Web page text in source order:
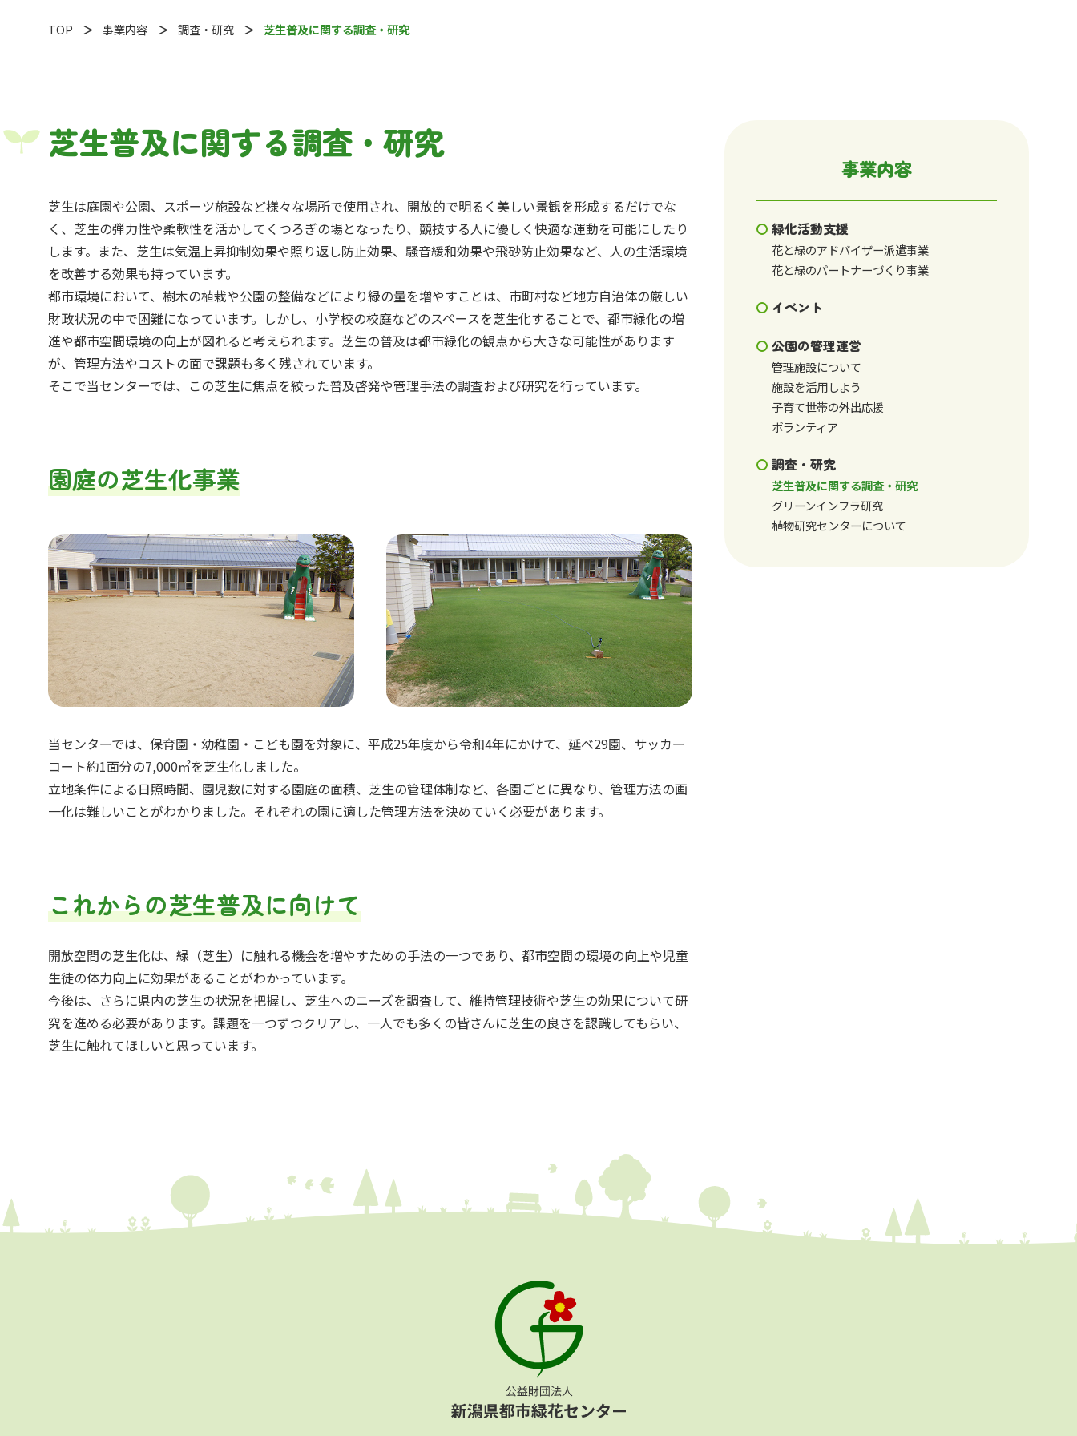
TOP 事業内容 調査・研究 芝生普及に関する調査・研究
芝生普及に関する調査・研究
芝生は庭園や公園、スポーツ施設など様々な場所で使用され、開放的で明るく美しい景観を形成するだけでな
く、芝生の弾力性や柔軟性を活かしてくつろぎの場となったり、競技する人に優しく快適な運動を可能にしたり
します。また、芝生は気温上昇抑制効果や照り返し防止効果、騒音緩和効果や飛砂防止効果など、人の生活環境
を改善する効果も持っています。
都市環境において、樹木の植栽や公園の整備などにより緑の量を増やすことは、市町村など地方自治体の厳しい
財政状況の中で困難になっています。しかし、小学校の校庭などのスペースを芝生化することで、都市緑化の増
進や都市空間環境の向上が図れると考えられます。芝生の普及は都市緑化の観点から大きな可能性があります
が、管理方法やコストの面で課題も多く残されています。
そこで当センターでは、この芝生に焦点を絞った普及啓発や管理手法の調査および研究を行っています。
園庭の芝生化事業
当センターでは、保育園・幼稚園・こども園を対象に、平成25年度から令和4年にかけて、延べ29園、サッカー
コート約1面分の7,000㎡を芝生化しました。
立地条件による日照時間、園児数に対する園庭の面積、芝生の管理体制など、各園ごとに異なり、管理方法の画
一化は難しいことがわかりました。それぞれの園に適した管理方法を決めていく必要があります。
これからの芝生普及に向けて
開放空間の芝生化は、緑（芝生）に触れる機会を増やすための手法の一つであり、都市空間の環境の向上や児童
生徒の体力向上に効果があることがわかっています。
今後は、さらに県内の芝生の状況を把握し、芝生へのニーズを調査して、維持管理技術や芝生の効果について研
究を進める必要があります。課題を一つずつクリアし、一人でも多くの皆さんに芝生の良さを認識してもらい、
芝生に触れてほしいと思っています。
事業内容
緑化活動支援
花と緑のアドバイザー派遣事業
花と緑のパートナーづくり事業
イベント
公園の管理運営
管理施設について
施設を活用しよう
子育て世帯の外出応援
ボランティア
調査・研究
芝生普及に関する調査・研究
グリーンインフラ研究
植物研究センターについて